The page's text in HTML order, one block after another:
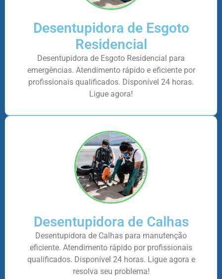
Desentupidora de Esgoto
Residencial
Desentupidora de Esgoto Residencial para
emergências. Atendimento rápido e eficiente por
profissionais qualificados. Disponível 24 horas.
Ligue agora!
Desentupidora de Calhas
Desentupidora de Calhas para manutenção
eficiente. Atendimento rápido por profissionais
qualificados. Disponível 24 horas. Ligue agora e
resolva seu problema!